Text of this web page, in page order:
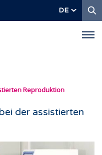
DE
Reproduktion
der assistierten